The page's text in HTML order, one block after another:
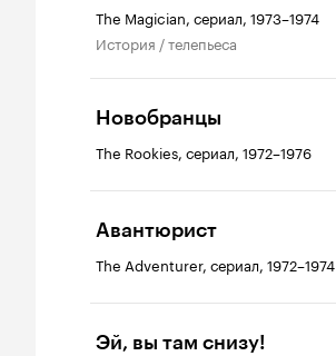
The Magician, сериал, 1973–1974
история / телепьеса
Новобранцы
The Rookies, сериал, 1972–1976
Авантюрист
The Adventurer, сериал, 1972–1974
Эй, вы там снизу!